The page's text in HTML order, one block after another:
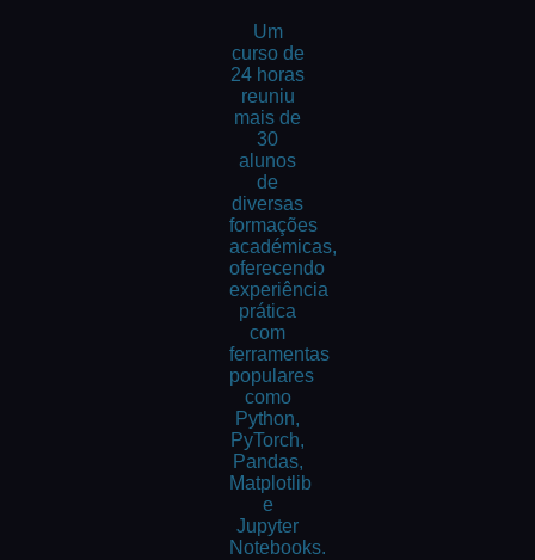
Um
curso de
24 horas
reuniu
mais de
30
alunos
de
diversas
formações
académicas,
oferecendo
experiência
prática
com
ferramentas
populares
como
Python,
PyTorch,
Pandas,
Matplotlib
e
Jupyter
Notebooks.